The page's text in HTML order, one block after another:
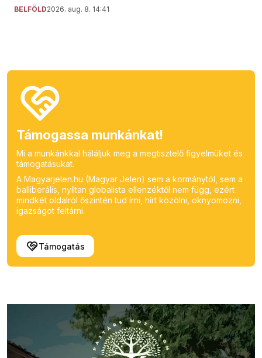
BELFÖLD2026. aug. 8. 14:41
Támogassa munkánkat!
Mi a munkánkkal háláljuk meg a megtisztelő figyelmüket és
támogatásukat.
A Magyarjelen.hu (Magyar Jelen) sem a kormánytól, sem a
balliberális, nyíltan globalista ellenzéktől nem függ, ezért
mindkét oldalról őszintén tud írni, hírt közölni, oknyomozni,
igazságot feltárni.
Támogatás